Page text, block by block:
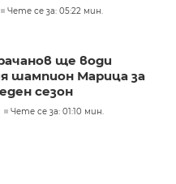
Чете се за: 05:22 мин.
ще води
шампион Марица за
сезон
Чете се за: 01:10 мин.